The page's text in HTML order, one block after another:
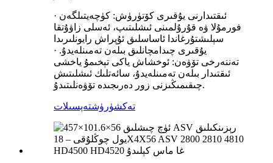
· ئىقتىدارنى يۇقىرى كۆتۈرۈش: كۈچەيتىلگەن
فورمۇلا ۋە قۇرۇلمىنى ئىشلىتىپ، ئەسلى زاۋۇتقا
سېلىشتۇرغاندا ئاساسلىق ئۇپراش رايونلىرىدا
يۇقىرى چىدامچانلىق بىلەن تەمىنلەيدۇ. ·
تەننەرخى تۆۋەن: ئوخشاش ياكى تېخىمۇ ياخشى
ئىقتىدار بىلەن تەمىنلەيدۇ، سائەتلىك ئىشلىتىش
چىقىمىڭىزنى زور دەرىجىدە تۆۋەنلىتىدۇ.
تەكشۈرۈشتەپسىلات